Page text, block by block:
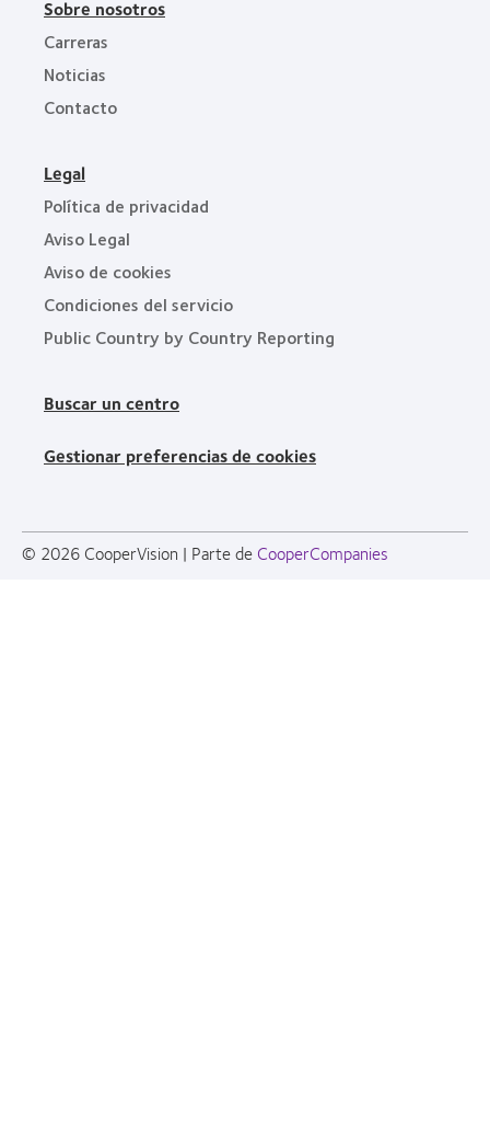
Sobre nosotros
Carreras
Noticias
Contacto
Legal
Política de privacidad
Aviso Legal
Aviso de cookies
Condiciones del servicio
Public Country by Country Reporting
Buscar un centro
Gestionar preferencias de cookies
© 2026 CooperVision | Parte de CooperCompanies